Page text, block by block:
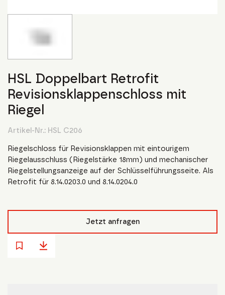
HSL Doppelbart Retrofit
Revisionsklappenschloss mit
Riegel
Artikel-Nr.: HSL C206
Riegelschloss für Revisionsklappen mit eintourigem
Riegelausschluss (Riegelstärke 18mm) und mechanischer
Riegelstellungsanzeige auf der Schlüsselführungsseite. Als
Retrofit für 8.14.0203.0 und 8.14.0204.0
Jetzt anfragen